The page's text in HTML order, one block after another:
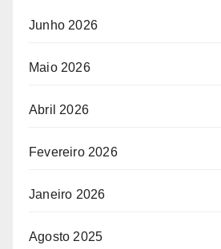
Junho 2026
Maio 2026
Abril 2026
Fevereiro 2026
Janeiro 2026
Agosto 2025